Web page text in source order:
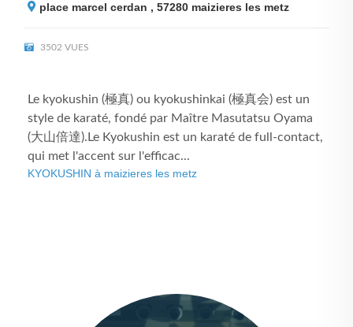
place marcel cerdan , 57280 maizieres les metz
3502 VUES
Le kyokushin (極真) ou kyokushinkai (極真会) est un
style de karaté, fondé par Maître Masutatsu Oyama
(大山倍達).Le Kyokushin est un karaté de full-contact,
qui met l'accent sur l'efficac...
KYOKUSHIN à maizieres les metz